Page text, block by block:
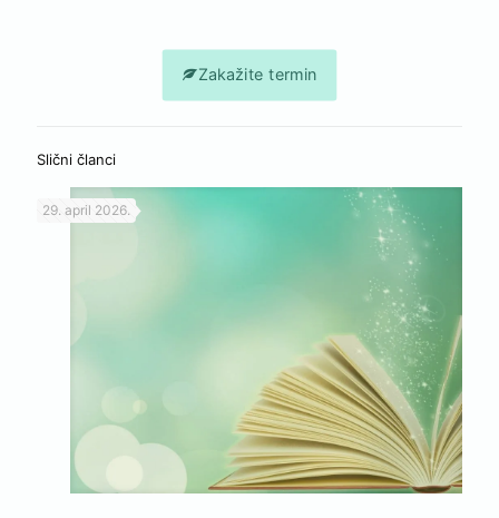
Zakažite termin
Slični članci
29. april 2026.